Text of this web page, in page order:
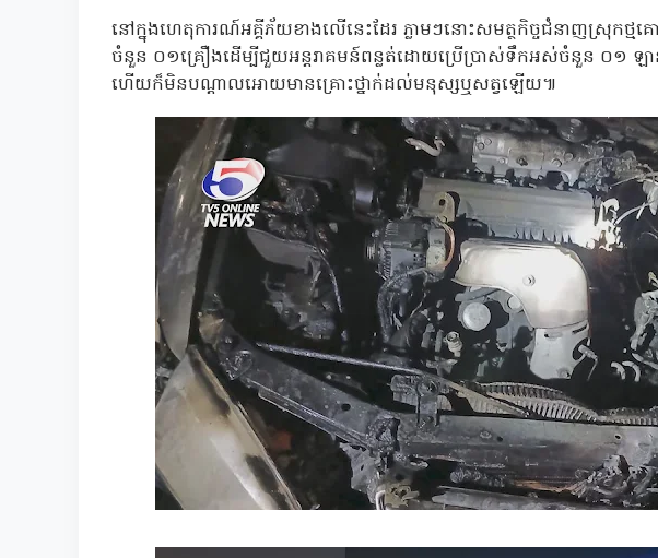
នៅក្នុងហេតុការណ៍អគ្គីភ័យខាងលើនេះដែរ ភ្លាមៗនោះសមត្ថកិច្ចជំនាញស្រុកថ្ម
ចំនួន ០១គ្រឿងដើម្បីជួយអន្តរាគមន៍ពន្លត់ដោយប្រើប្រាស់ទឹកអស់ចំនួន ០១ ឡាន
ហើយក៏មិនបណ្ដាលអោយមានគ្រោះថ្នាក់ដល់មនុស្សឬសត្វឡើយ៕